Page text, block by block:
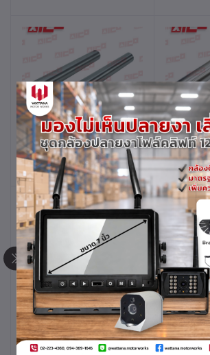
หยิบใส่ตะกร้า
สลักกลางโฟล์คลิฟท์
FORKLIFT PIN
CENTER รุ่น
FD20,25,30-10,11,12
รหัสสินค้า 41748-
K0024
ห
สลักก
หยิบใส่ตะกร้า
สลักกลางโฟล์คลิฟท์
FORKLIFT PIN
CENTER รุ่น
FD/G20,25,30Z2,Z7,Z7S,Z8,Z9,
ห
สลักก